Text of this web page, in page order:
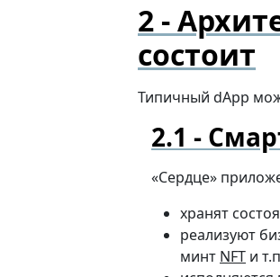
состоит
Типичный dApp
«Сердце»
хранят
реализуют
минт NFT и